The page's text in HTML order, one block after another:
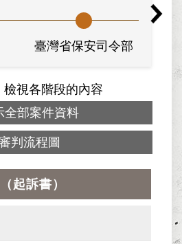
臺灣省保安司令部
視各階段的內容
全部案件資料
審判流程圖
起訴書）